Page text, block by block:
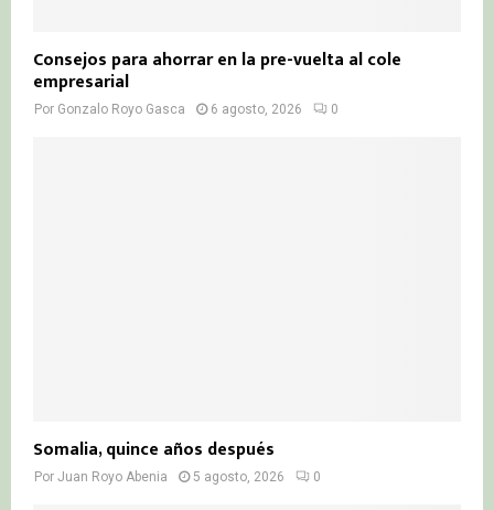
Consejos para ahorrar en la pre-vuelta al cole
empresarial
Por Gonzalo Royo Gasca 6 agosto, 2026 0
Somalia, quince años después
Por Juan Royo Abenia 5 agosto, 2026 0